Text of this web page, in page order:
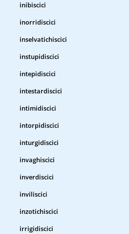
inibiscici
inorridiscici
inselvatichiscici
instupidiscici
intepidiscici
intestardiscici
intimidiscici
intorpidiscici
inturgidiscici
invaghiscici
inverdiscici
inviliscici
inzotichiscici
irrigidiscici